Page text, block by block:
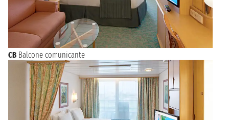
CB Balcone comunicante